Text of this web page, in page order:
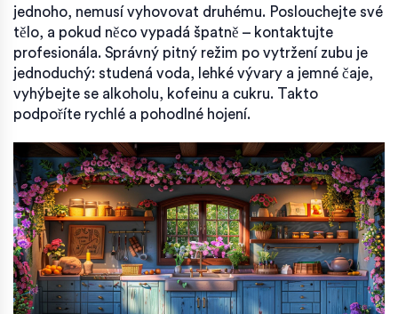
jednoho, nemusí vyhovovat druhému. Poslouchejte své
tělo, a pokud něco vypadá špatně – kontaktujte
profesionála. Správný pitný režim po vytržení zubu je
jednoduchý: studená voda, lehké vývary a jemné čaje,
vyhýbejte se alkoholu, kofeinu a cukru. Takto
podpoříte rychlé a pohodlné hojení.